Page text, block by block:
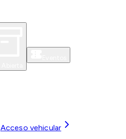
Acceso vehicular